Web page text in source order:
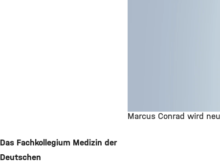
Marcus Conrad wird
Das Fachkollegium Medizin der
Deutschen